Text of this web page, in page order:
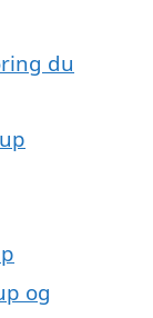
du
og